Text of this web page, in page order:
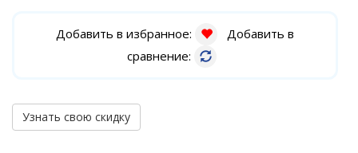
Добавить в избранное:
Добавить в
сравнение:
Узнать свою скидку